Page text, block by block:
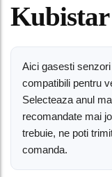
Kubistar
Aici gasesti
compatibili pentru
Selecteaza anul
recomandate mai
trebuie, ne poti
comanda.